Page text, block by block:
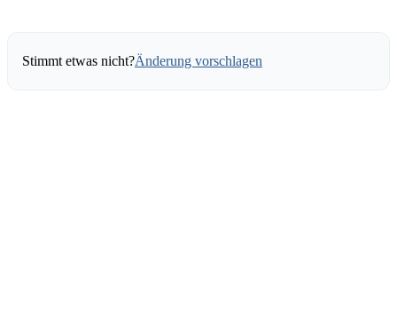
Stimmt etwas nicht?Änderung vorschlagen